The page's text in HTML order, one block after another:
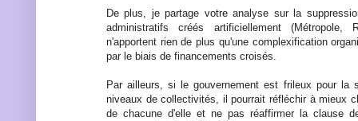
De plus, je partage votre analyse sur la
administratifs créés artificiellement
n'apportent rien de plus qu'une complexification
par le biais de financements croisés.
Par ailleurs, si le gouvernement est frileux pour la
niveaux de collectivités, il pourrait réfléchir à mieux
de chacune d'elle et ne pas réaffirmer la clause